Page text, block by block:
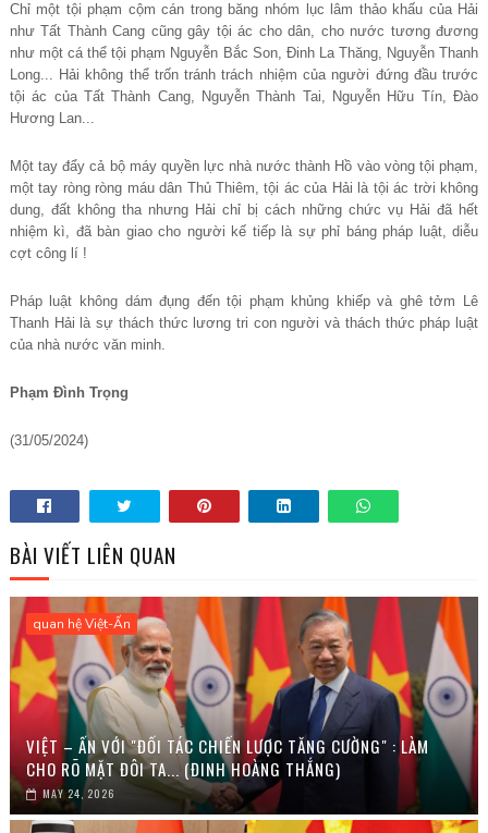
Chỉ một tội phạm cộm cán trong băng nhóm lục lâm thảo khấu của Hải
như Tất Thành Cang cũng gây tội ác cho dân, cho nước tương đương
như một cá thể tội phạm Nguyễn Bắc Son, Đinh La Thăng, Nguyễn Thanh
Long... Hải không thể trốn tránh trách nhiệm của người đứng đầu trước
tội ác của Tất Thành Cang, Nguyễn Thành Tai, Nguyễn Hữu Tín, Đào
Hương Lan...
Một tay đẩy cả bộ máy quyền lực nhà nước thành Hồ vào vòng tội phạm,
một tay ròng ròng máu dân Thủ Thiêm, tội ác của Hải là tội ác trời không
dung, đất không tha nhưng Hải chỉ bị cách những chức vụ Hải đã hết
nhiệm kì, đã bàn giao cho người kế tiếp là sự phỉ báng pháp luật, diễu
cợt công lí !
Pháp luật không dám đụng đến tội phạm khủng khiếp và ghê tởm Lê
Thanh Hải là sự thách thức lương tri con người và thách thức pháp luật
của nhà nước văn minh.
Phạm Đình Trọng
(31/05/2024)
BÀI VIẾT LIÊN QUAN
quan hệ Việt-Ấn
VIỆT – ẤN VỚI "ĐỐI TÁC CHIẾN LƯỢC TĂNG CƯỜNG" : LÀM
CHO RÕ MẶT ĐÔI TA... (ĐINH HOÀNG THẮNG)
MAY 24, 2026